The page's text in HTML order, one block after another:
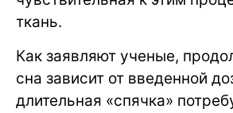
ткань.
Как заявляют ученые,
сна зависит от введенной
длительная «спячка»